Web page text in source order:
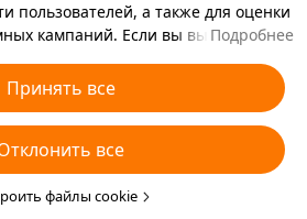
пользователей, а также для оценки
кампаний. Если вы выбираете
будем хранить куки-файлы и
технологии на вашем
целях. Вы также можете выбрать
отклонить все необязательные
какие типы куки-файлов
отклонить. Для этого нажмите
Подробнее
Принять все
все
файлы cookie